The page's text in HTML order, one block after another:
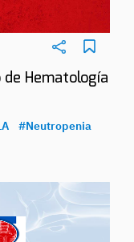
de Hematología
#Neutropenia